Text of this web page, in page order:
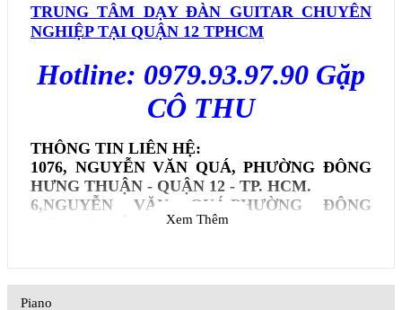
TRUNG TÂM DẠY ĐÀN GUITAR CHUYÊN
NGHIỆP TẠI QUẬN 12 TPHCM
Hotline: 0979.93.97.90 Gặp
CÔ THU
THÔNG TIN LIÊN HỆ:
1076, NGUYỄN VĂN QUÁ, PHƯỜNG ĐÔNG
HƯNG THUẬN - QUẬN 12 - TP. HCM.
6,NGUYỄN VĂN QUÁ,PHƯỜNG ĐÔNG
HƯNG THUẬN,QUẬN 12,TP HCM
Xem Thêm
Piano